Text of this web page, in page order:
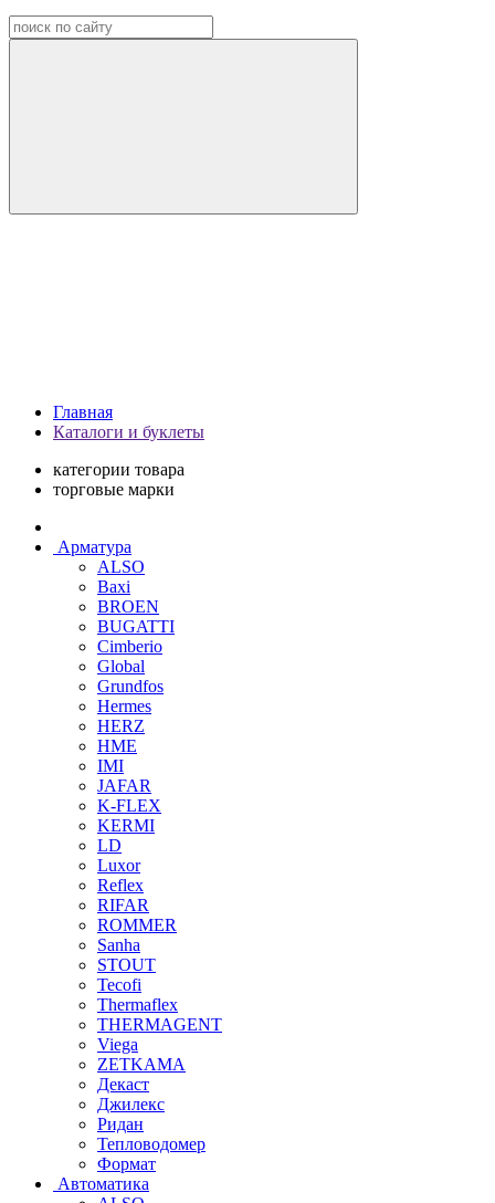
Главная
Каталоги и буклеты
категории товара
торговые марки
Арматура
ALSO
Baxi
BROEN
BUGATTI
Cimberio
Global
Grundfos
Hermes
HERZ
HME
IMI
JAFAR
K-FLEX
KERMI
LD
Luxor
Reflex
RIFAR
ROMMER
Sanha
STOUT
Tecofi
Thermaflex
THERMAGENT
Viega
ZETKAMA
Декаст
Джилекс
Ридан
Тепловодомер
Формат
Автоматика